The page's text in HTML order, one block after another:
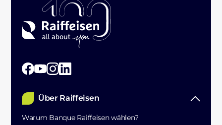
Über Raiffeisen
Warum Banque Raiffeisen wählen?